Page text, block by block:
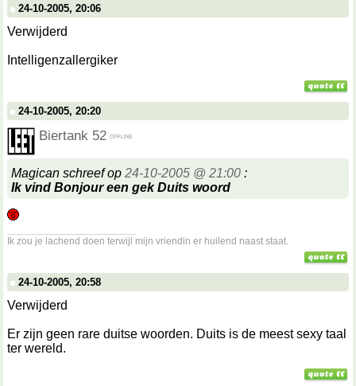
24-10-2005, 20:06
Verwijderd
Intelligenzallergiker
24-10-2005, 20:20
Biertank 52
Magican schreef op 24-10-2005 @ 21:00 :
Ik vind Bonjour een gek Duits woord
Ik zou je lachend doen terwijl mijn vriendin er huilend naast staat.
24-10-2005, 20:58
Verwijderd
Er zijn geen rare duitse woorden. Duits is de meest sexy taal
ter wereld.